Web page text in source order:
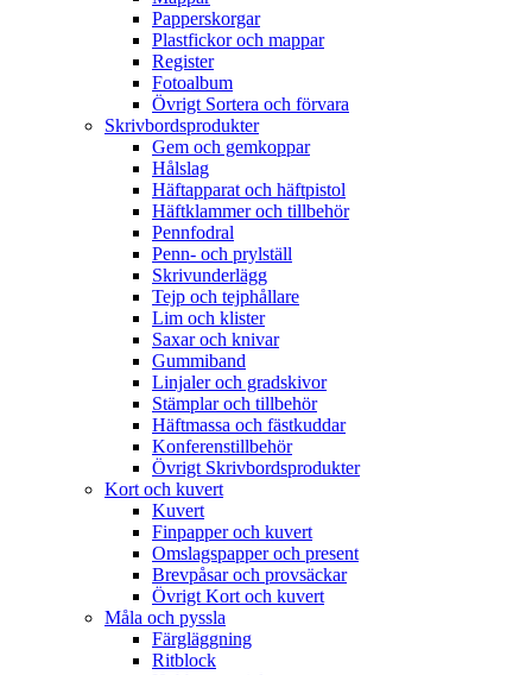
Papperskorgar
Plastfickor och mappar
Register
Fotoalbum
Övrigt Sortera och förvara
Skrivbordsprodukter
Gem och gemkoppar
Hålslag
Häftapparat och häftpistol
Häftklammer och tillbehör
Pennfodral
Penn- och prylställ
Skrivunderlägg
Tejp och tejphållare
Lim och klister
Saxar och knivar
Gummiband
Linjaler och gradskivor
Stämplar och tillbehör
Häftmassa och fästkuddar
Konferenstillbehör
Övrigt Skrivbordsprodukter
Kort och kuvert
Kuvert
Finpapper och kuvert
Omslagspapper och present
Brevpåsar och provsäckar
Övrigt Kort och kuvert
Måla och pyssla
Färgläggning
Ritblock